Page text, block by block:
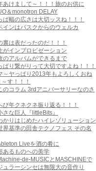
あけまして～！！！旅のお供に
＆monotron DELAY
ぱ幅の広さは大切ッスね！！！
インはバスクからのウェルカ
裏は表だったのだ！！！
がインプロビゼーション
のアルバムができるまで
ぱり繋がりって大切ですよね！！！
～ヤっぱり2013年もよろしくおね
す！！！
のコラム 3rdアニバーサリーなのさ
び年クネクネ振り返る！！！
さな巨人『littleBits』
かりはじめたハイレゾリューション
界基準の田舎テクノフェス その名
Liveを酒の肴に
あるものへの美学
de-MUSICとMASCHINEで
ュラーシンセは無限大の音作り